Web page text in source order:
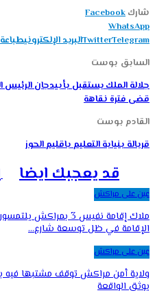
شارك Facebook
WhatsApp
TwitterTelegram البريد الإلكترونيطباعة
السابق بوست
جلالة الملك يستقبل بأبيدجان الرئيس
قضى فترة نقاهة
القادم بوست
قربالة بنيابة التعليم باقليم الحوز
قد يعجبك ايضا
عين على مراكش
ملاك إقامة نفيس 3
الإقامة في ظل توسعة شارع…
عين على مراكش
ولاية أمن مراكش توقف مشتبها فيه
يوثق الواقعة